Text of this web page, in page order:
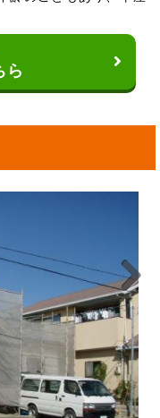
ら
Next